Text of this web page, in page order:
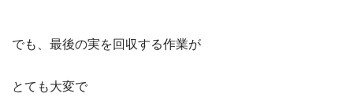
でも、最後の実を回収する作業が
とても大変で